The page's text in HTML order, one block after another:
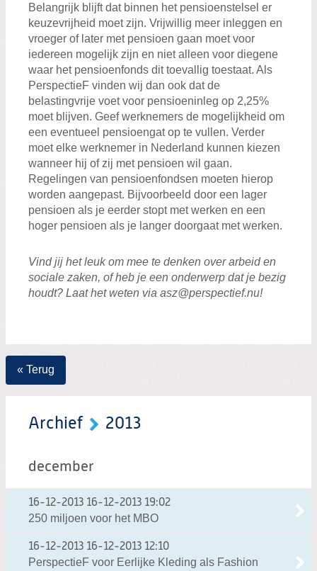
Belangrijk blijft dat binnen het pensioenstelsel er
keuzevrijheid moet zijn. Vrijwillig meer inleggen en
vroeger of later met pensioen gaan moet voor
iedereen mogelijk zijn en niet alleen voor diegene
waar het pensioenfonds dit toevallig toestaat. Als
PerspectieF vinden wij dan ook dat de
belastingvrije voet voor pensioeninleg op 2,25%
moet blijven. Geef werknemers de mogelijkheid om
een eventueel pensioengat op te vullen. Verder
moet elke werknemer in Nederland kunnen kiezen
wanneer hij of zij met pensioen wil gaan.
Regelingen van pensioenfondsen moeten hierop
worden aangepast. Bijvoorbeeld door een lager
pensioen als je eerder stopt met werken en een
hoger pensioen als je langer doorgaat met werken.
Vind jij het leuk om mee te denken over arbeid en
sociale zaken, of heb je een onderwerp dat je bezig
houdt? Laat het weten via asz@perspectief.nu!
« Terug
Archief 2013
december
16-12-2013 16-12-2013 19:02
250 miljoen voor het MBO
16-12-2013 16-12-2013 12:10
PerspectieF voor Eerlijke Kleding als Fashion